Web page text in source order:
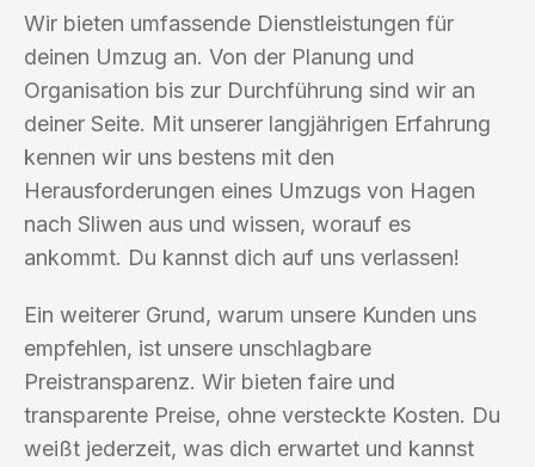
Wir bieten umfassende Dienstleistungen für
deinen Umzug an. Von der Planung und
Organisation bis zur Durchführung sind wir an
deiner Seite. Mit unserer langjährigen Erfahrung
kennen wir uns bestens mit den
Herausforderungen eines Umzugs von Hagen
nach Sliwen aus und wissen, worauf es
ankommt. Du kannst dich auf uns verlassen!
Ein weiterer Grund, warum unsere Kunden uns
empfehlen, ist unsere unschlagbare
Preistransparenz. Wir bieten faire und
transparente Preise, ohne versteckte Kosten. Du
weißt jederzeit, was dich erwartet und kannst